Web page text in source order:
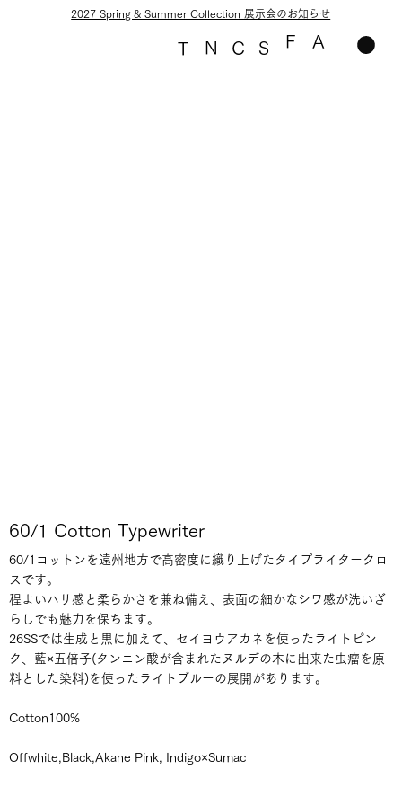
N
T C S F A
2027 Spring & Summer Collection 展示会のお知らせ
60/1 Cotton Typewriter
60/1コットンを遠州地方で高密度に織り上げたタイプライタークロ
スです。
程よいハリ感と柔らかさを兼ね備え、表面の細かなシワ感が洗いざ
らしでも魅力を保ちます。
26SSでは生成と黒に加えて、セイヨウアカネを使ったライトピン
ク、藍×五倍子(タンニン酸が含まれたヌルデの木に出来た虫瘤を原
料とした染料)を使ったライトブルーの展開があります。
Cotton100%
Offwhite,Black,Akane Pink, Indigo×Sumac